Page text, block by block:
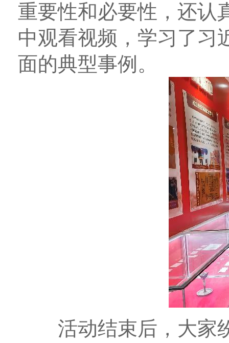
重要性和必要性，还认
中观看视频，学习了习
面的典型事例。
活动结束后，大家纷